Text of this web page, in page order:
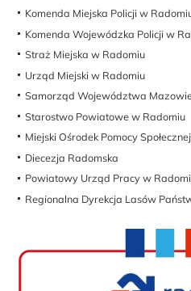
Komenda Miejska Policji w
Komenda Wojewódzka Policji w
Straż Miejska w Radomiu
Urząd Miejski w Radomiu
Samorząd Województwa
Starostwo Powiatowe w Radomiu
Miejski Ośrodek Pomocy
Diecezja Radomska
Powiatowy Urząd Pracy w
Regionalna Dyrekcja Lasów